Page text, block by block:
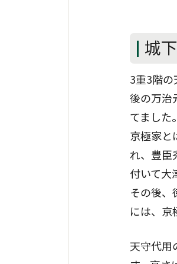
城
3重3階
後の万治
てました。
京極家と
れ、豊臣
付いて大
その後、
には、京
天守代用